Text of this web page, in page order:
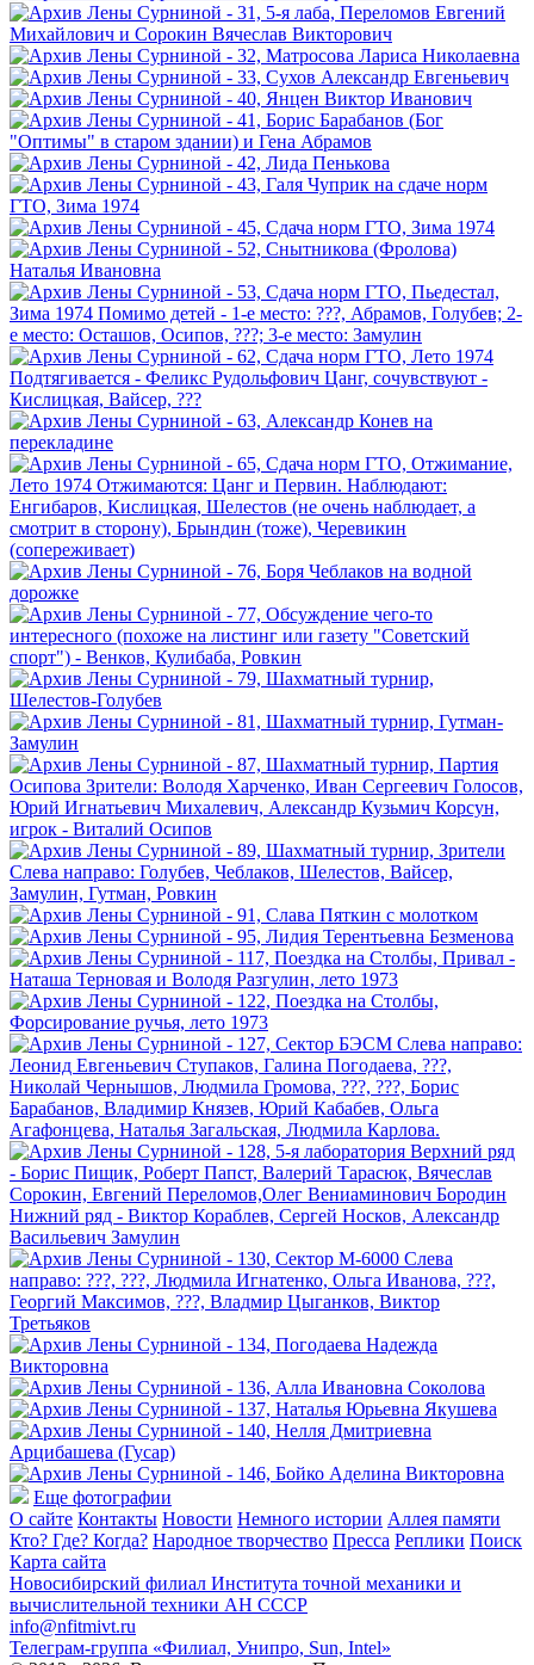
Еще фотографии
О сайте Контакты Новости Немного истории Аллея памяти
Кто? Где? Когда? Народное творчество Пресса Реплики Поиск
Карта сайта
Новосибирский филиал Института точной механики и
вычислительной техники АН СССР
info@nfitmivt.ru
Телеграм-группа «Филиал, Унипро, Sun, Intel»